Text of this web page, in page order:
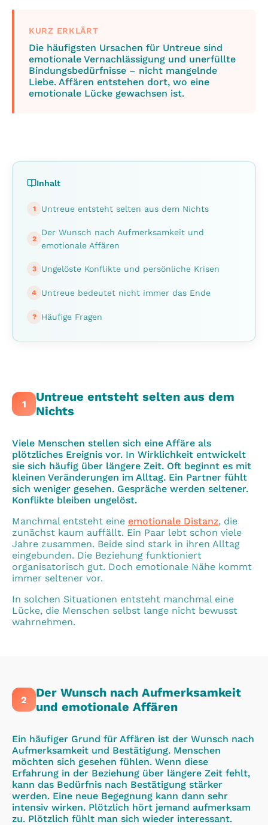
KURZ ERKLÄRT
Die häufigsten Ursachen für Untreue sind
emotionale Vernachlässigung und unerfüllte
Bindungsbedürfnisse – nicht mangelnde
Liebe. Affären entstehen dort, wo eine
emotionale Lücke gewachsen ist.
Inhalt
1 Untreue entsteht selten aus dem Nichts
2
Der Wunsch nach Aufmerksamkeit und
emotionale Affären
3 Ungelöste Konflikte und persönliche Krisen
4 Untreue bedeutet nicht immer das Ende
? Häufige Fragen
1
Untreue entsteht selten aus dem
Nichts
Viele Menschen stellen sich eine Affäre als
plötzliches Ereignis vor. In Wirklichkeit entwickelt
sie sich häufig über längere Zeit. Oft beginnt es mit
kleinen Veränderungen im Alltag. Ein Partner fühlt
sich weniger gesehen. Gespräche werden seltener.
Konflikte bleiben ungelöst.
Manchmal entsteht eine emotionale Distanz, die
zunächst kaum auffällt. Ein Paar lebt schon viele
Jahre zusammen. Beide sind stark in ihren Alltag
eingebunden. Die Beziehung funktioniert
organisatorisch gut. Doch emotionale Nähe kommt
immer seltener vor.
In solchen Situationen entsteht manchmal eine
Lücke, die Menschen selbst lange nicht bewusst
wahrnehmen.
2
Der Wunsch nach Aufmerksamkeit
und emotionale Affären
Ein häufiger Grund für Affären ist der Wunsch nach
Aufmerksamkeit und Bestätigung. Menschen
möchten sich gesehen fühlen. Wenn diese
Erfahrung in der Beziehung über längere Zeit fehlt,
kann das Bedürfnis nach Bestätigung stärker
werden. Eine neue Begegnung kann dann sehr
intensiv wirken. Plötzlich hört jemand aufmerksam
zu. Plötzlich fühlt man sich wieder interessant.